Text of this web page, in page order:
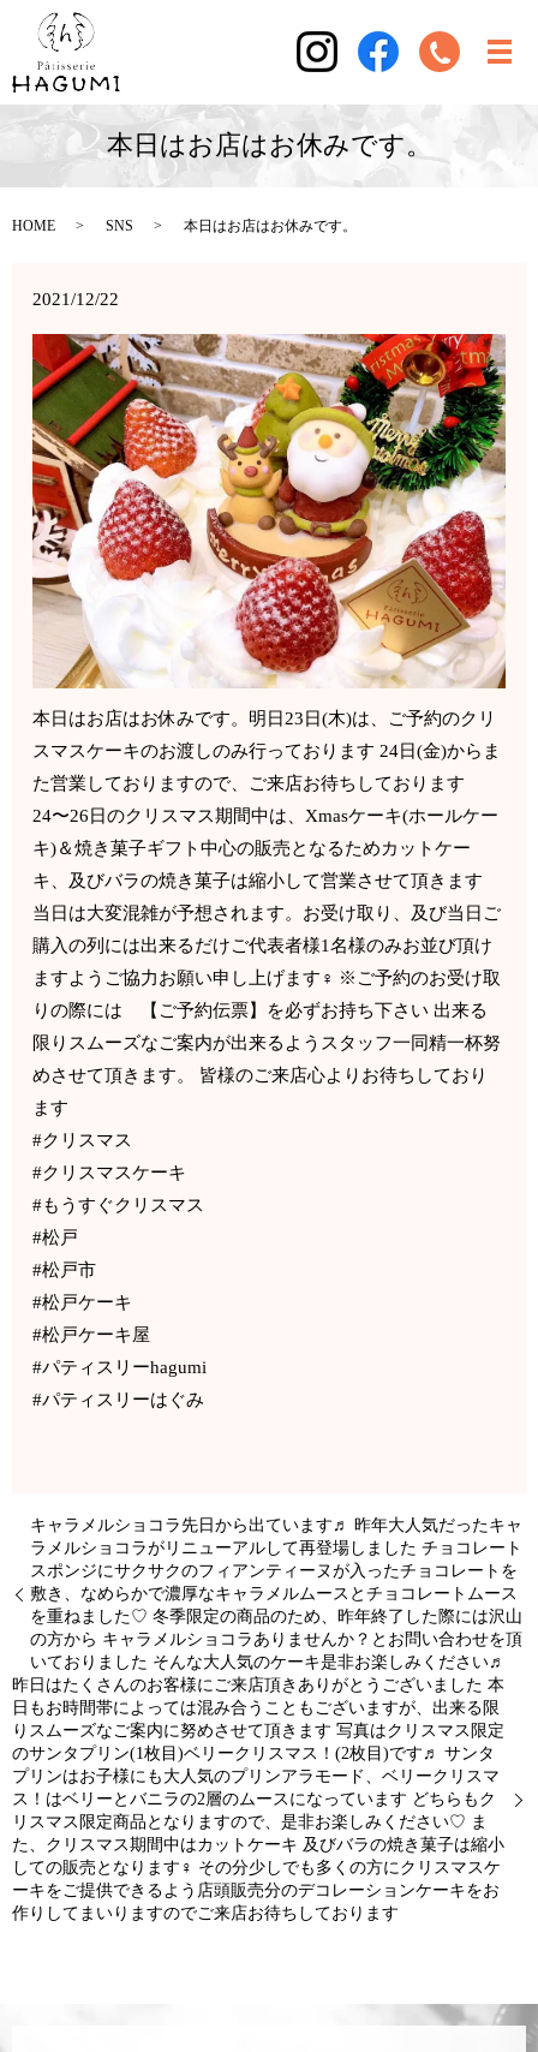
本日はお店はお休みです。
HOME SNS 本日はお店はお休みです。
2021/12/22
本日はお店はお休みです。明日23日(木)は、ご予約のクリ
スマスケーキのお渡しのみ行っております 24日(金)からま
た営業しておりますので、ご来店お待ちしております
24〜26日のクリスマス期間中は、Xmasケーキ(ホールケー
キ)＆焼き菓子ギフト中心の販売となるためカットケー
キ、及びバラの焼き菓子は縮小して営業させて頂きます
当日は大変混雑が予想されます。お受け取り、及び当日ご
購入の列には出来るだけご代表者様1名様のみお並び頂け
ますようご協力お願い申し上げます‍♀️ ※ご予約のお受け取
りの際には 【ご予約伝票】を必ずお持ち下さい 出来る
限りスムーズなご案内が出来るようスタッフ一同精一杯努
めさせて頂きます。 皆様のご来店心よりお待ちしており
ます
#クリスマス
#クリスマスケーキ
#もうすぐクリスマス
#松戸
#松戸市
#松戸ケーキ
#松戸ケーキ屋
#パティスリーhagumi
#パティスリーはぐみ
キャラメルショコラ先日から出ています♬ 昨年大人気だったキャ
ラメルショコラがリニューアルして再登場しました チョコレート
スポンジにサクサクのフィアンティーヌが入ったチョコレートを
敷き、なめらかで濃厚なキャラメルムースとチョコレートムース
を重ねました♡ 冬季限定の商品のため、昨年終了した際には沢山
の方から キャラメルショコラありませんか？とお問い合わせを頂
いておりました そんな大人気のケーキ是非お楽しみください♬
昨日はたくさんのお客様にご来店頂きありがとうございました 本
日もお時間帯によっては混み合うこともございますが、出来る限
りスムーズなご案内に努めさせて頂きます️ 写真はクリスマス限定
のサンタプリン(1枚目)ベリークリスマス！(2枚目)です♬ サンタ
プリンはお子様にも大人気のプリンアラモード、ベリークリスマ
ス！はベリーとバニラの2層のムースになっています どちらもク
リスマス限定商品となりますので、是非お楽しみください♡ ま
た、クリスマス期間中はカットケーキ 及びバラの焼き菓子は縮小
しての販売となります‍♀️ その分少しでも多くの方にクリスマスケ
ーキをご提供できるよう店頭販売分のデコレーションケーキをお
作りしてまいりますのでご来店お待ちしております